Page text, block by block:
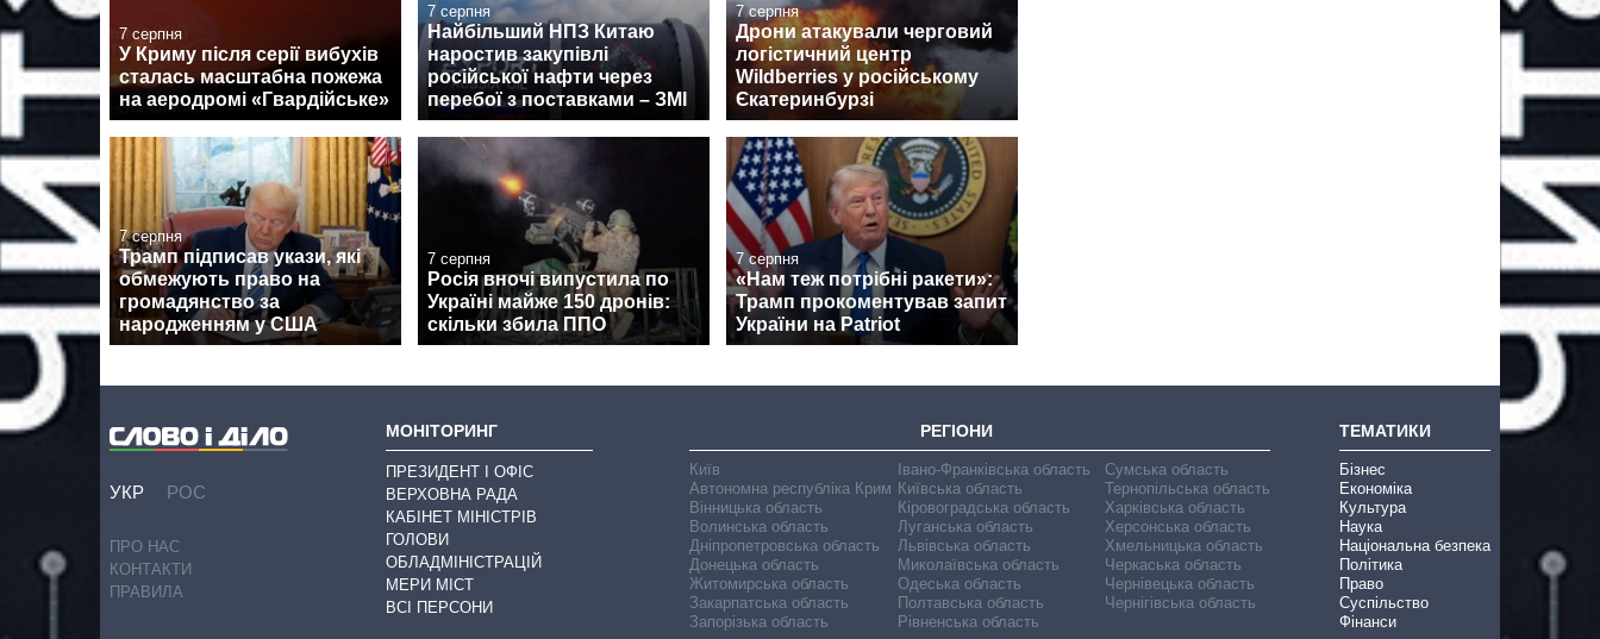
7 серпня
У Криму після серії вибухів
сталась масштабна пожежа
на аеродромі «Гвардійське»
7 серпня
Найбільший НПЗ Китаю
наростив закупівлі
російської нафти через
перебої з поставками – ЗМІ
7 серпня
Дрони атакували черговий
логістичний центр
Wildberries у російському
Єкатеринбурзі
7 серпня
Трамп підписав укази, які
обмежують право на
громадянство за
народженням у США
7 серпня
Росія вночі випустила по
Україні майже 150 дронів:
скільки збила ППО
7 серпня
«Нам теж потрібні ракети»:
Трамп прокоментував запит
України на Patriot
УКР РОС
ПРО НАС
КОНТАКТИ
ПРАВИЛА
МОНІТОРИНГ
ПРЕЗИДЕНТ І ОФІС
ВЕРХОВНА РАДА
КАБІНЕТ МІНІСТРІВ
ГОЛОВИ
ОБЛАДМІНІСТРАЦІЙ
МЕРИ МІСТ
ВСІ ПЕРСОНИ
РЕГІОНИ
Київ
Автономна республіка Крим
Вінницька область
Волинська область
Дніпропетровська область
Донецька область
Житомирська область
Закарпатська область
Запорізька область
Івано-Франківська область
Київська область
Кіровоградська область
Луганська область
Львівська область
Миколаївська область
Одеська область
Полтавська область
Рівненська область
Сумська область
Тернопільська область
Харківська область
Херсонська область
Хмельницька область
Черкаська область
Чернівецька область
Чернігівська область
ТЕМАТИКИ
Бізнес
Економіка
Культура
Наука
Національна безпека
Політика
Право
Суспільство
Фінанси